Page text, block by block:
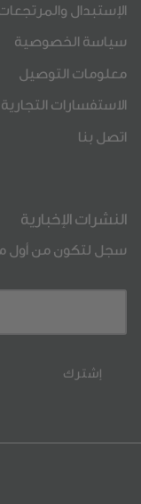
الإستبدال
سياسة الخصوصية
معلومات التوصيل
الاستفسارات التجارية
اتصل بنا
النشرات الإخبارية
سجل لتكون من أول
إشترك